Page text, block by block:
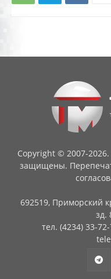
Copyright © 2007-
защищены.
692519, Приморский
зд.
тел. (4234) 33-